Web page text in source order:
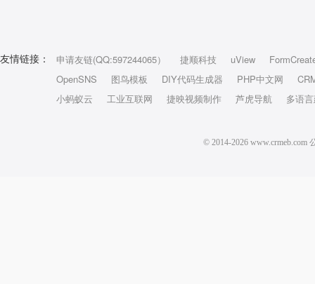
友情链接： 申请友链(QQ:597244065） 捷顺科技 uView
OpenSNS
图鸟模板 DIY代码生成器 PHP中文网
小蚂蚁云
工业互联网 捷映视频制作 芦虎导航 多语
© 2014-2026